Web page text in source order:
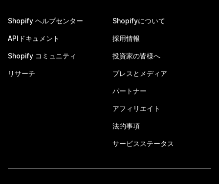
Shopify ヘルプセンター
APIドキュメント
Shopify コミュニティ
リサーチ
Shopifyについて
採用情報
投資家の皆様へ
プレスとメディア
パートナー
アフィリエイト
法的事項
サービスステータス